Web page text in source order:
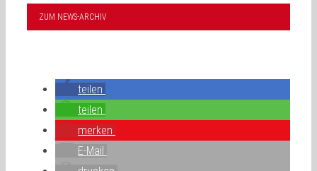
ZUM NEWS-ARCHIV
teilen
teilen
merken
E-Mail